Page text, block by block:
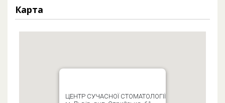
Карта
ЦЕНТР СУЧАСНОЇ СТОМАТОЛОГІЇ